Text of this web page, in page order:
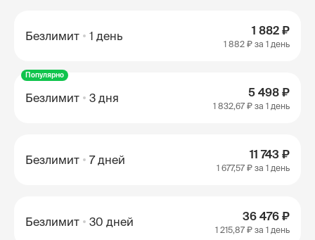
Безлимит 1 день 1 882 ₽
1 882 ₽ за 1 день
Популярно
Безлимит 3 дня 5 498 ₽
1 832,67 ₽ за 1 день
Безлимит 7 дней 11 743 ₽
1 677,57 ₽ за 1 день
Безлимит 30 дней 36 476 ₽
1 215,87 ₽ за 1 день